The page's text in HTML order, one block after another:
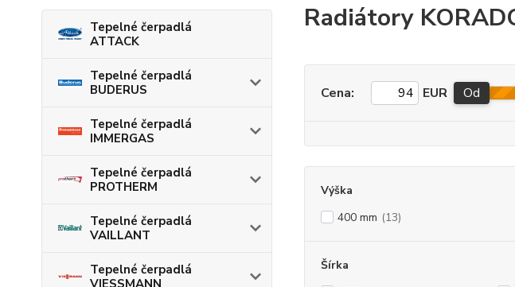
Tepelné čerpadlá
ATTACK
Tepelné čerpadlá
BUDERUS
Tepelné čerpadlá
IMMERGAS
Tepelné čerpadlá
PROTHERM
Tepelné čerpadlá
VAILLANT
Tepelné čerpadlá
VIESSMANN
Radiátory
Cena: EUR Od
Výška
400 mm (13)
Šírka